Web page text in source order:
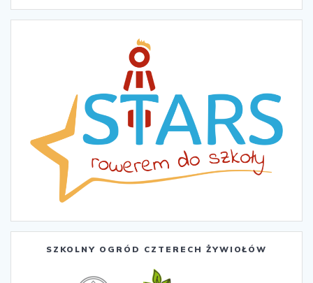
SZKOLNY OGRÓD CZTERECH ŻYWIOŁÓW